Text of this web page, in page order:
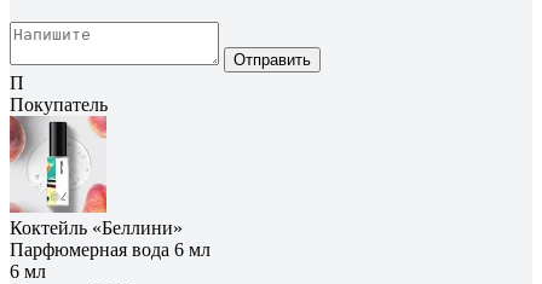
Отправить
П
Покупатель
Коктейль «Беллини»
Парфюмерная вода 6 мл
6 мл